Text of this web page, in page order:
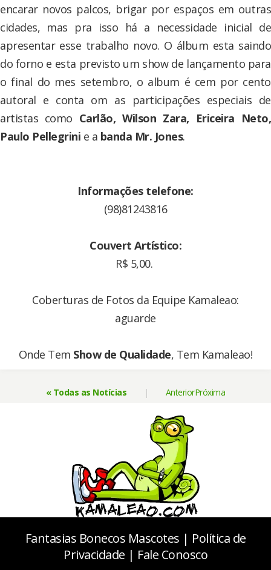
encarar novos palcos, brigar por espaços em outras
cidades, mas pra isso há a necessidade inicial de
apresentar esse trabalho novo. O álbum esta saindo
do forno e esta previsto um show de lançamento para
o final do mes setembro, o album é cem por cento
autoral e conta om as participações especiais de
artistas como Carlão, Wilson Zara, Ericeira Neto,
Paulo Pellegrini e a banda Mr. Jones.
Informações telefone:
(98)81243816
Couvert Artístico:
R$ 5,00.
Coberturas de Fotos da Equipe Kamaleao:
aguarde
Onde Tem Show de Qualidade, Tem Kamaleao!
« Todas as Notícias | AnteriorPróxima
Fantasias Bonecos Mascotes | Política de
Privacidade | Fale Conosco